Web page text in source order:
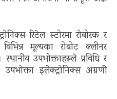
रिटेल स्टोरमा रोबोरक र
मूल्यका रोबोट क्लीनर
उपभोक्ताहरूले प्रविधि र
उपभोक्ता इलेक्ट्रोनिक्स अग्रणी